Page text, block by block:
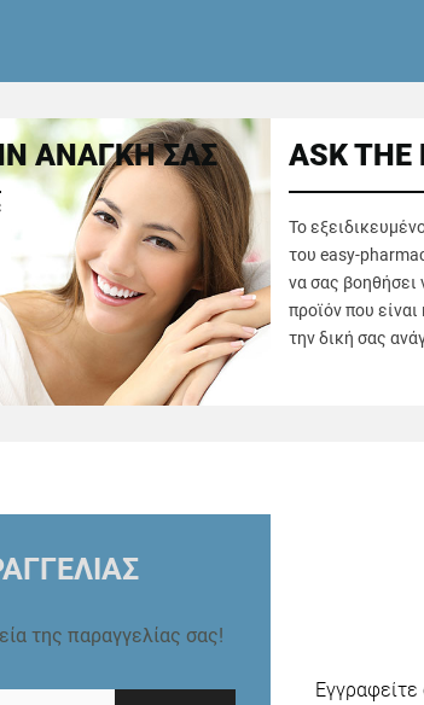
ΑΝΑΓΚΗ ΣΑΣ ASK THE
Το
του easy-
να σας βοηθήσει
προϊόν που
την δική σας
της παραγγελίας σας!